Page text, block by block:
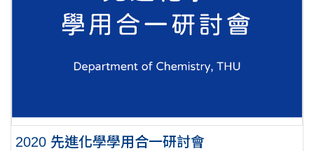
2020 先進化學學用合一研討會